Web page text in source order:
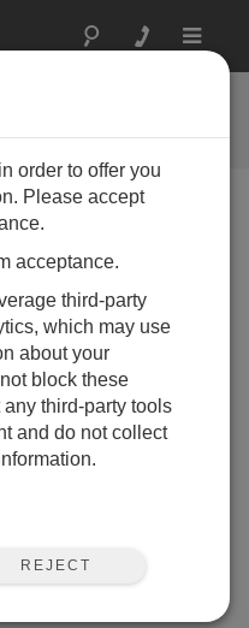
Toggle
order to offer you
Please accept
acceptance.
third-party
which may use
about your
block these
third-party tools
and do not collect
REJECT